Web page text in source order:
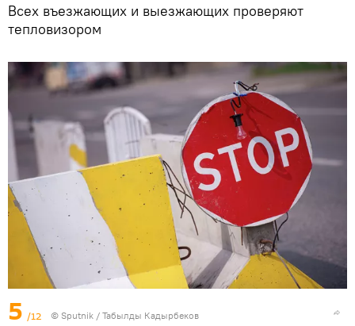
Всех въезжающих и выезжающих проверяют
тепловизором
5 /12 © Sputnik / Табылды Кадырбеков